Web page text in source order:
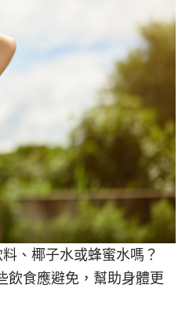
、椰子水或蜂蜜水嗎？
飲食應避免，幫助身體更